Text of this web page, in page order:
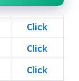
Click
Click
Click